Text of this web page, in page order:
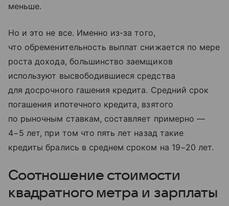
меньше.
Но и это не все. Именно из-за того,
что обременительность выплат снижается по мере
роста дохода, большинство заемщиков
используют высвободившиеся средства
для досрочного гашения кредита. Cредний срок
погашения ипотечного кредита, взятого
по рыночным ставкам, составляет примерно —
4−5 лет, при том что пять лет назад такие
кредиты брались в среднем сроком на 19−20 лет.
Соотношение стоимости
квадратного метра и зарплаты